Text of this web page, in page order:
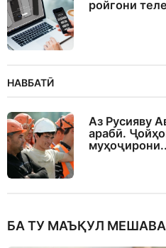
ройгони
НАВБАТӢ
Аз Русияву
арабӣ.
БА ТУ МАЪҚУЛ